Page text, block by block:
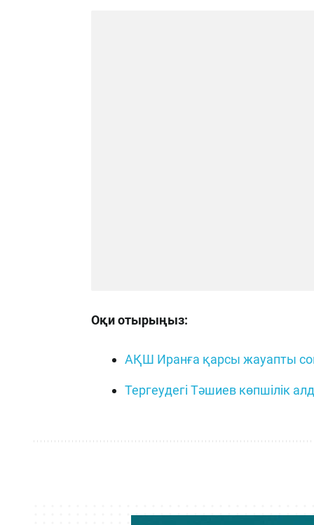
Оқи отырыңыз:
АҚШ Иранға қарсы жауапты
Тергеудегі Тәшиев көпшілік